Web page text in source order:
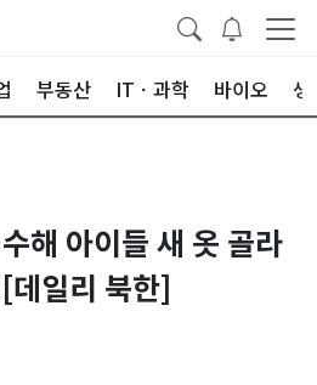
부동산 ITㆍ과학 바이오 생
해 아이들 새 옷 골라
데일리 북한]